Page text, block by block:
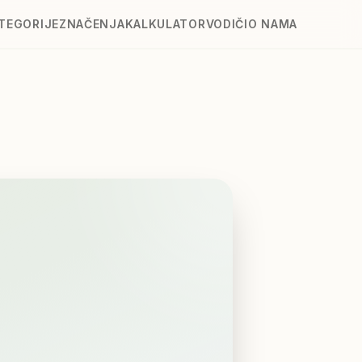
ZNAČENJAKALKULATORVODIČIO NAMA